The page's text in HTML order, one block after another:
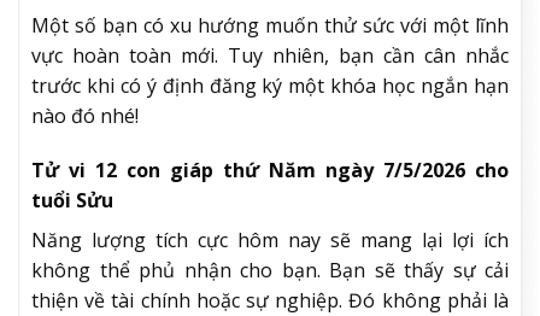
Một số bạn có xu hướng muốn thử sức với một lĩnh
vực hoàn toàn mới. Tuy nhiên, bạn cần cân nhắc
trước khi có ý định đăng ký một khóa học ngắn hạn
nào đó nhé!
Tử vi 12 con giáp thứ Năm ngày 7/5/2026 cho
tuổi Sửu
Năng lượng tích cực hôm nay sẽ mang lại lợi ích
không thể phủ nhận cho bạn. Bạn sẽ thấy sự cải
thiện về tài chính hoặc sự nghiệp. Đó không phải là